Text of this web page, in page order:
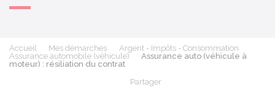
Accueil Mes démarches
Argent - Impôts - Consommation
Assurance automobile (véhicule)
Assurance auto (véhicule à
moteur) : résiliation du contrat
Partager